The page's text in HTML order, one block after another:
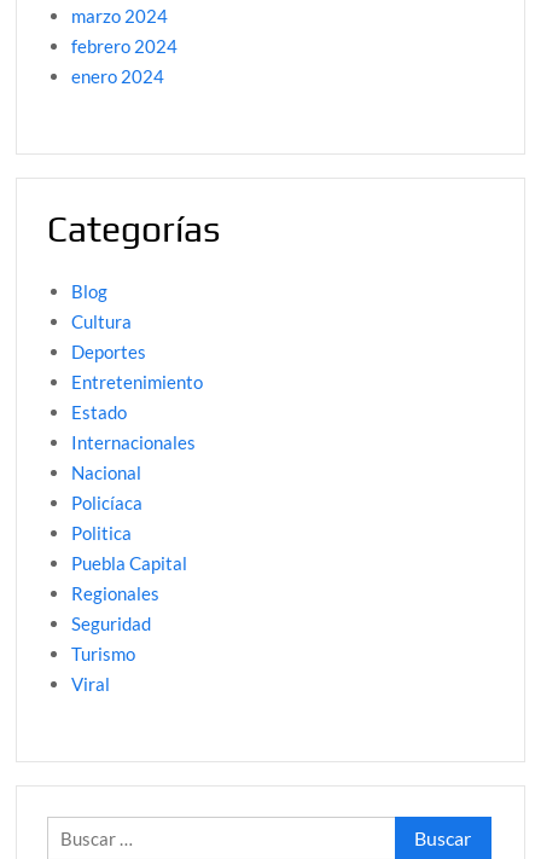
marzo 2024
febrero 2024
enero 2024
Categorías
Blog
Cultura
Deportes
Entretenimiento
Estado
Internacionales
Nacional
Policíaca
Politica
Puebla Capital
Regionales
Seguridad
Turismo
Viral
Buscar: